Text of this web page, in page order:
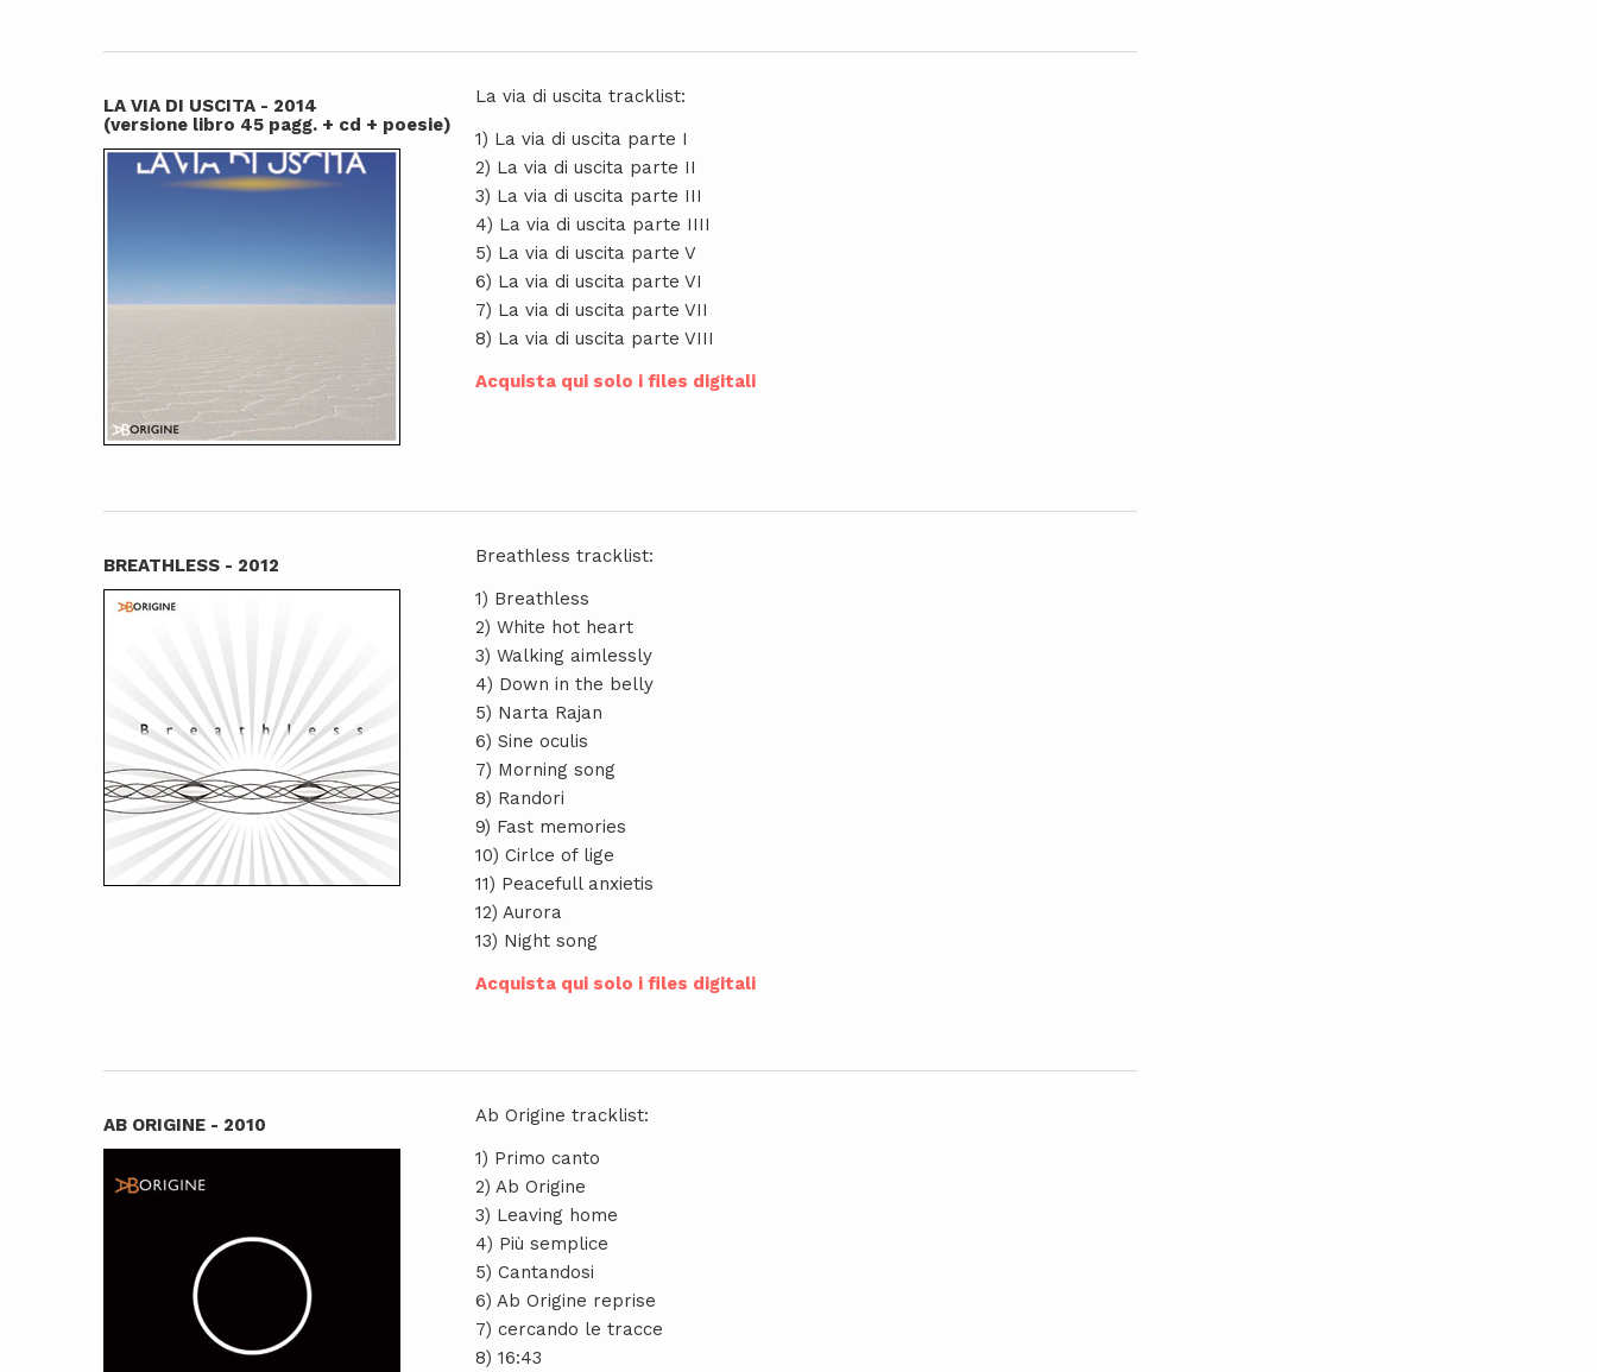
LA VIA DI USCITA - 2014
(versione libro 45 pagg. + cd + poesie)
La via di uscita tracklist:
1) La via di uscita parte I
2) La via di uscita parte II
3) La via di uscita parte III
4) La via di uscita parte IIII
5) La via di uscita parte V
6) La via di uscita parte VI
7) La via di uscita parte VII
8) La via di uscita parte VIII
Acquista qui solo i files digitali
BREATHLESS - 2012
Breathless tracklist:
1) Breathless
2) White hot heart
3) Walking aimlessly
4) Down in the belly
5) Narta Rajan
6) Sine oculis
7) Morning song
8) Randori
9) Fast memories
10) Cirlce of lige
11) Peacefull anxietis
12) Aurora
13) Night song
Acquista qui solo i files digitali
AB ORIGINE - 2010
Ab Origine tracklist:
1) Primo canto
2) Ab Origine
3) Leaving home
4) Più semplice
5) Cantandosi
6) Ab Origine reprise
7) cercando le tracce
8) 16:43